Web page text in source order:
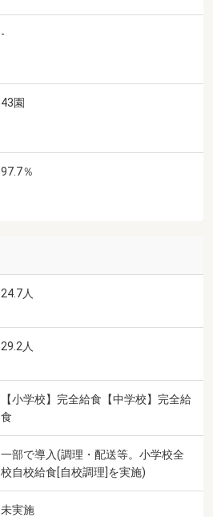
-
43園
97.7％
24.7人
29.2人
【小学校】完全給食【中学校】完全給
食
一部で導入(調理・配送等。小学校全
校自校給食[自校調理]を実施)
未実施